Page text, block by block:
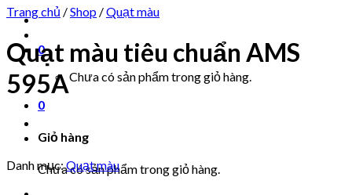
0
Chưa có sản phẩm trong giỏ hàng.
0
Giỏ hàng
Chưa có sản phẩm trong giỏ hàng.
Trang chủ /Shop /Quạt màu
Quạt màu tiêu chuẩn AMS
595A
Danh mục:Quạt màu